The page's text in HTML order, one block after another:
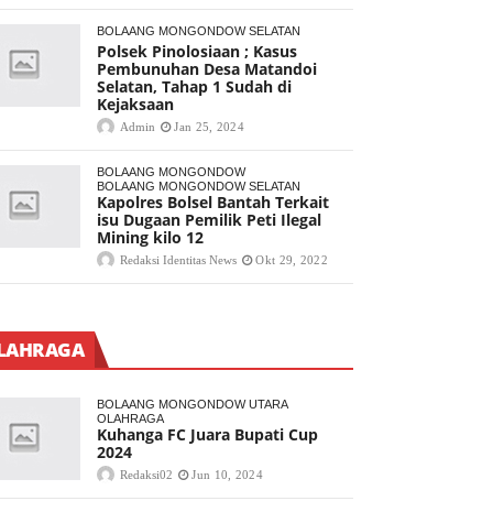
BOLAANG MONGONDOW SELATAN
Polsek Pinolosiaan ; Kasus
Pembunuhan Desa Matandoi
Selatan, Tahap 1 Sudah di
Kejaksaan
Admin Jan 25, 2024
BOLAANG MONGONDOW
BOLAANG MONGONDOW SELATAN
Kapolres Bolsel Bantah Terkait
isu Dugaan Pemilik Peti Ilegal
Mining kilo 12
Redaksi Identitas News Okt 29, 2022
BOLAANG MONGONDOW UTARA
OLAHRAGA
Kuhanga FC Juara Bupati Cup
2024
Redaksi02 Jun 10, 2024